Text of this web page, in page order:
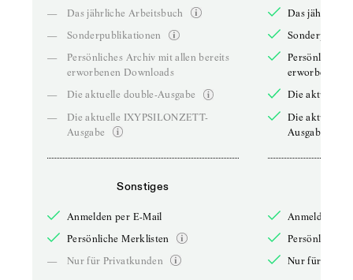
—
Das jährliche Arbeitsbuch
—
Sonderpublikationen
—
Persönliches Archiv mit allen bereits
erworbenen Downloads
—
Die aktuelle double-Ausgabe
—
Die aktuelle IXYPSILONZETT-
Ausgabe
Sonstiges
Anmelden per E-Mail
Persönliche Merklisten
—
Nur für Privatkunden
Das jährliche
Persönliches
erworbenen
Die aktuelle
Die aktuelle
Ausgabe
Anmelden
Persönliche
Nur für